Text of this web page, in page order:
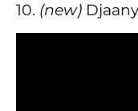
10. (new)